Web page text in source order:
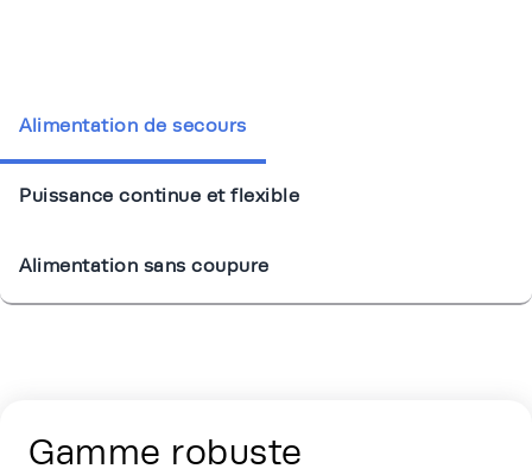
Alimentation de secours
Puissance continue et flexible
Alimentation sans coupure
Gamme robuste